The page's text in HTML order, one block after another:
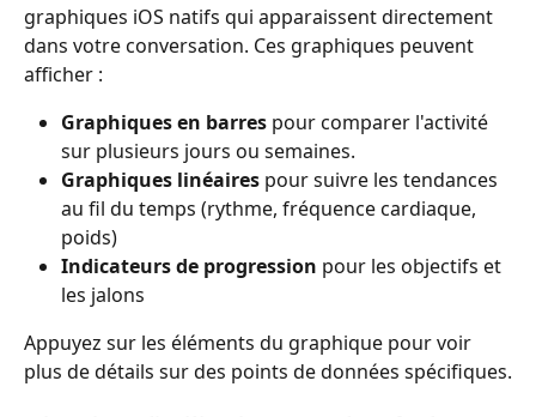
graphiques iOS natifs qui apparaissent directement
dans votre conversation. Ces graphiques peuvent
afficher :
Graphiques en barres pour comparer l'activité
sur plusieurs jours ou semaines.
Graphiques linéaires pour suivre les tendances
au fil du temps (rythme, fréquence cardiaque,
poids)
Indicateurs de progression pour les objectifs et
les jalons
Appuyez sur les éléments du graphique pour voir
plus de détails sur des points de données spécifiques.